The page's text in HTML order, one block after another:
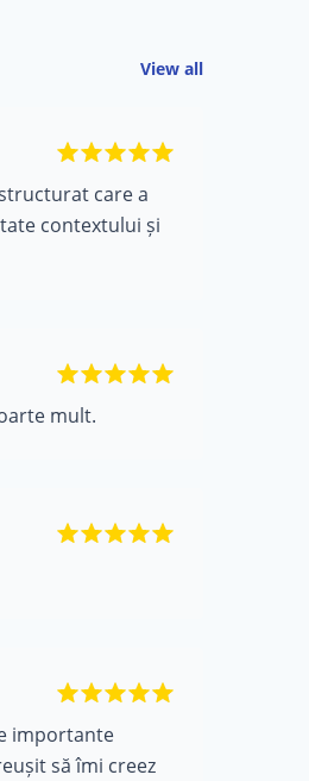
View all
care a
contextului și
mult.
importante
să îmi creez